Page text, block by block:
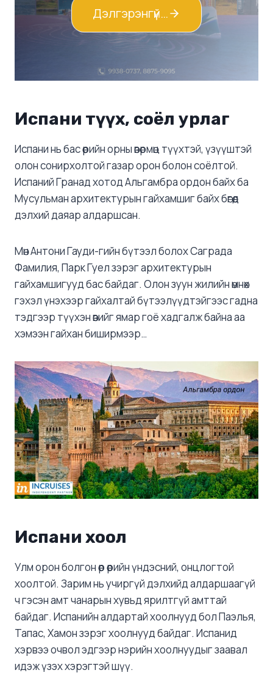
Дэлгэрэнгүй…
Испани түүх, соёл урлаг
Испани нь бас өөрийн орны өвөрмөц түүхтэй, үзүүштэй
олон сонирхолтой газар орон болон соёлтой.
Испаний Гранад хотод Альгамбра ордон байх ба
Мусульман архитектурын гайхамшиг байх бөгөөд
дэлхий даяар алдаршсан.
Мөн Антони Гауди-гийн бүтээл болох Саграда
Фамилия, Парк Гуел зэрэг архитектурын
гайхамшигууд бас байдаг. Олон зуун жилийн өмнөх
гэхэл үнэхээр гайхалтай бүтээлүүдтэйгээс гадна
тэдгээр түүхэн өвийг ямар гоё хадгалж байна аа
хэмээн гайхан биширмээр…
Испани хоол
Улм орон болгон өөр өөрийн үндэсний, онцлогтой
хоолтой. Зарим нь учиргүй дэлхийд алдаршаагүй
ч гэсэн амт чанарын хувьд ярилтгүй амттай
байдаг. Испанийн алдартай хоолнууд бол Паэлья,
Тапас, Хамон зэрэг хоолнууд байдаг. Испанид
хэрвээ очвол эдгээр нэрийн хоолнуудыг заавал
идэж үзэх хэрэгтэй шүү.